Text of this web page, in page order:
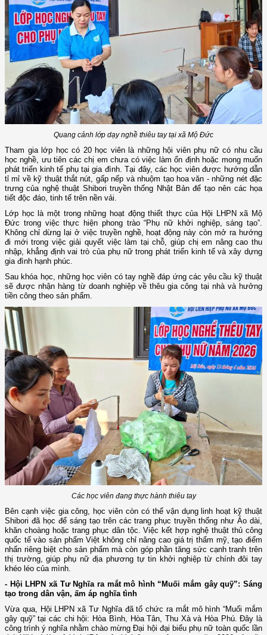
Quang cảnh lớp dạy nghề thiêu tay tại xã Mộ Đức
Tham gia lớp học có 20 học viên là những hội viên phụ nữ có nhu cầu
học nghề, ưu tiên các chị em chưa có việc làm ổn định hoặc mong muốn
phát triển kinh tế phụ tại gia đình. Tại đây, các học viên được hướng dẫn
tỉ mỉ về kỹ thuật thắt nút, gấp nếp và nhuộm tạo hoa văn - những nét đặc
trưng của nghệ thuật Shibori truyền thống Nhật Bản để tạo nên các họa
tiết độc đáo, tinh tế trên nền vải.
Lớp học là một trong những hoạt động thiết thực của Hội LHPN xã Mộ
Đức trong việc thực hiện phong trào “Phụ nữ khởi nghiệp, sáng tạo”.
Không chỉ dừng lại ở việc truyền nghề, hoạt động này còn mở ra hướng
đi mới trong việc giải quyết việc làm tại chỗ, giúp chị em nâng cao thu
nhập, khẳng định vai trò của phụ nữ trong phát triển kinh tế và xây dựng
gia đình hạnh phúc.
Sau khóa học, những học viên có tay nghề đáp ứng các yêu cầu kỹ thuật
sẽ được nhận hàng từ doanh nghiệp về thêu gia công tại nhà và hưởng
tiền công theo sản phẩm.
Các học viên đang thực hành thiêu tay
Bên cạnh việc gia công, học viên còn có thể vận dụng linh hoạt kỹ thuật
Shibori đã học để sáng tạo trên các trang phục truyền thống như Áo dài,
khăn choàng hoặc trang phục dân tộc. Việc kết hợp nghệ thuật thủ công
quốc tế vào sản phẩm Việt không chỉ nâng cao giá trị thẩm mỹ, tạo điểm
nhấn riêng biệt cho sản phẩm mà còn góp phần tăng sức cạnh tranh trên
thị trường, giúp phụ nữ địa phương tự tin khởi nghiệp từ chính đôi tay
khéo léo của mình.
- Hội LHPN xã Tư Nghĩa ra mắt mô hình “Muối mắm gây quỹ”: Sáng
tạo trong dân vận, ấm áp nghĩa tình
Vừa qua, Hội LHPN xã Tư Nghĩa đã tổ chức ra mắt mô hình “Muối mắm
gây quỹ” tại các chi hội: Hòa Bình, Hòa Tân, Thu Xà và Hòa Phú. Đây là
công trình ý nghĩa nhằm chào mừng Đại hội đại biểu phụ nữ toàn quốc lần